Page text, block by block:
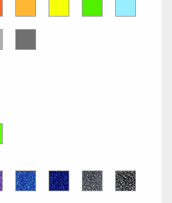
OpacoOpacoOpacoOpacoOpaco
ChiaroScuro
Fluo
Viola
Glitter
Blu
Zaffiro
Blu
Cobalto
Grigio
Glitter
Nero
Glitter